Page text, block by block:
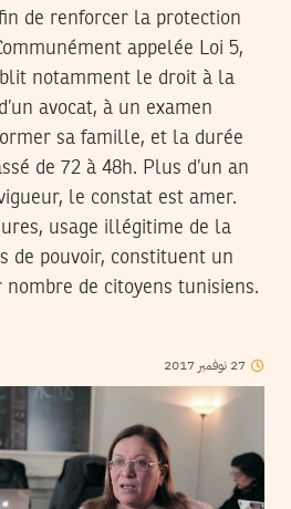
de renforcer la protection
appelée Loi 5,
notamment le droit à la
avocat, à un examen
sa famille, et la durée
de 72 à 48h. Plus d’un an
le constat est amer.
usage illégitime de la
de pouvoir, constituent un
de citoyens tunisiens.
27 نوفمبر 2017